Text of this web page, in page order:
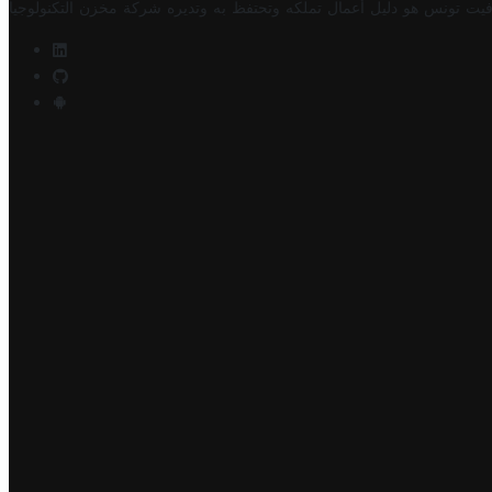
تونس هو دليل أعمال تملكه وتحتفظ به وتديره شركة مخزن التكنولوجيا